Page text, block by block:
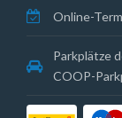
Online-
Parkplätze
COOP-